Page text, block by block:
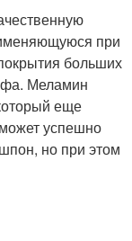
при
больших
Меламин
еще
успешно
но при этом